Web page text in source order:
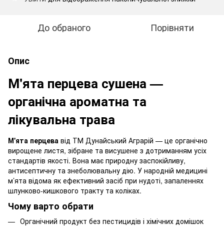
До обраного Порівняти
Опис
М'ята перцева сушена —
органічна ароматна та
лікувальна трава
М'ята перцева від ТМ Дунайський Аграрій — це органічно
вирощене листя, зібране та висушене з дотриманням усіх
стандартів якості. Вона має природну заспокійливу,
антисептичну та знеболювальну дію. У народній медицині
м’ята відома як ефективний засіб при нудоті, запаленнях
шлунково-кишкового тракту та коліках.
Чому варто обрати
Органічний продукт без пестицидів і хімічних домішок